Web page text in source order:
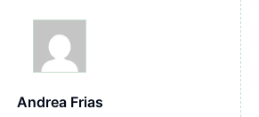
Andrea Frias